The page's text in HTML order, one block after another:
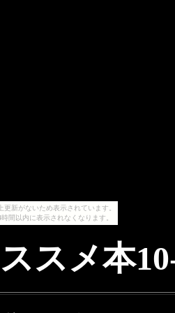
更新がないため表示されています。
間以内に表示されなくなります。
スメ本